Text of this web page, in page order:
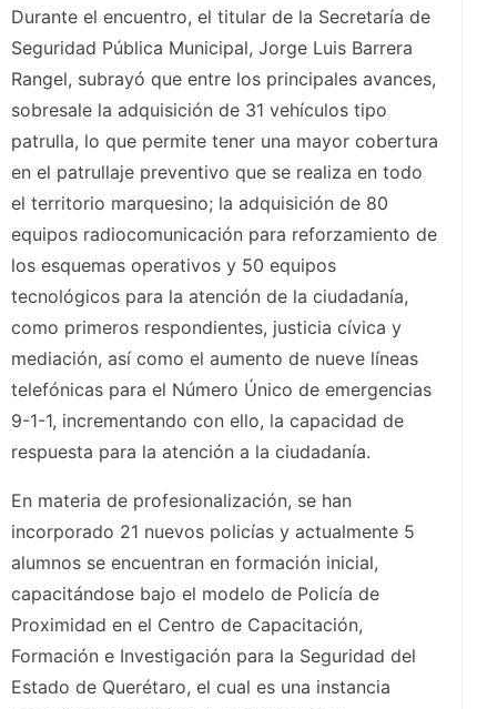
Durante el encuentro, el titular de la Secretaría de
Seguridad Pública Municipal, Jorge Luis Barrera
Rangel, subrayó que entre los principales avances,
sobresale la adquisición de 31 vehículos tipo
patrulla, lo que permite tener una mayor cobertura
en el patrullaje preventivo que se realiza en todo
el territorio marquesino; la adquisición de 80
equipos radiocomunicación para reforzamiento de
los esquemas operativos y 50 equipos
tecnológicos para la atención de la ciudadanía,
como primeros respondientes, justicia cívica y
mediación, así como el aumento de nueve líneas
telefónicas para el Número Único de emergencias
9-1-1, incrementando con ello, la capacidad de
respuesta para la atención a la ciudadanía.
En materia de profesionalización, se han
incorporado 21 nuevos policías y actualmente 5
alumnos se encuentran en formación inicial,
capacitándose bajo el modelo de Policía de
Proximidad en el Centro de Capacitación,
Formación e Investigación para la Seguridad del
Estado de Querétaro, el cual es una instancia